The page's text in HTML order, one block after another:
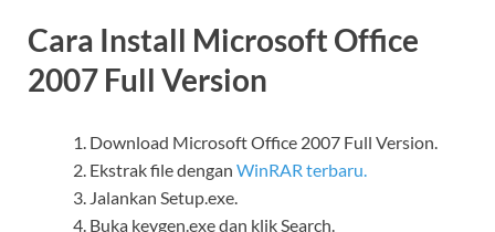
Cara Install Microsoft Office
2007 Full Version
Download Microsoft Office 2007 Full Version.
Ekstrak file dengan WinRAR terbaru.
Jalankan Setup.exe.
Buka keygen.exe dan klik Search.